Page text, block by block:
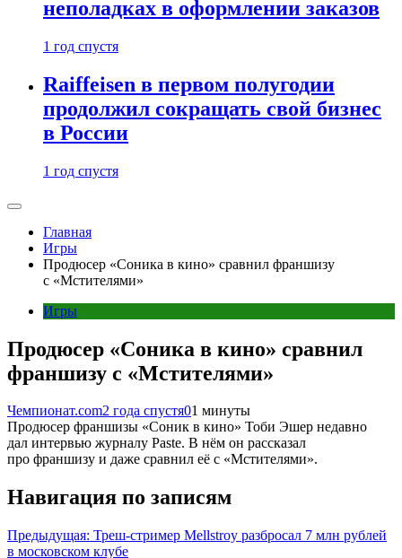
неполадках в оформлении заказов
1 год спустя
Raiffeisen в первом полугодии
продолжил сокращать свой бизнес
в России
1 год спустя
Главная
Игры
Продюсер «Соника в кино» сравнил франшизу
с «Мстителями»
Игры
Продюсер «Соника в кино» сравнил
франшизу с «Мстителями»
Чемпионат.com2 года спустя01 минуты
Продюсер франшизы «Соник в кино» Тоби Эшер недавно
дал интервью журналу Paste. В нём он рассказал
про франшизу и даже сравнил её с «Мстителями».
Навигация по записям
Предыдущая: Треш-стример Mellstroy разбросал 7 млн рублей
в московском клубе